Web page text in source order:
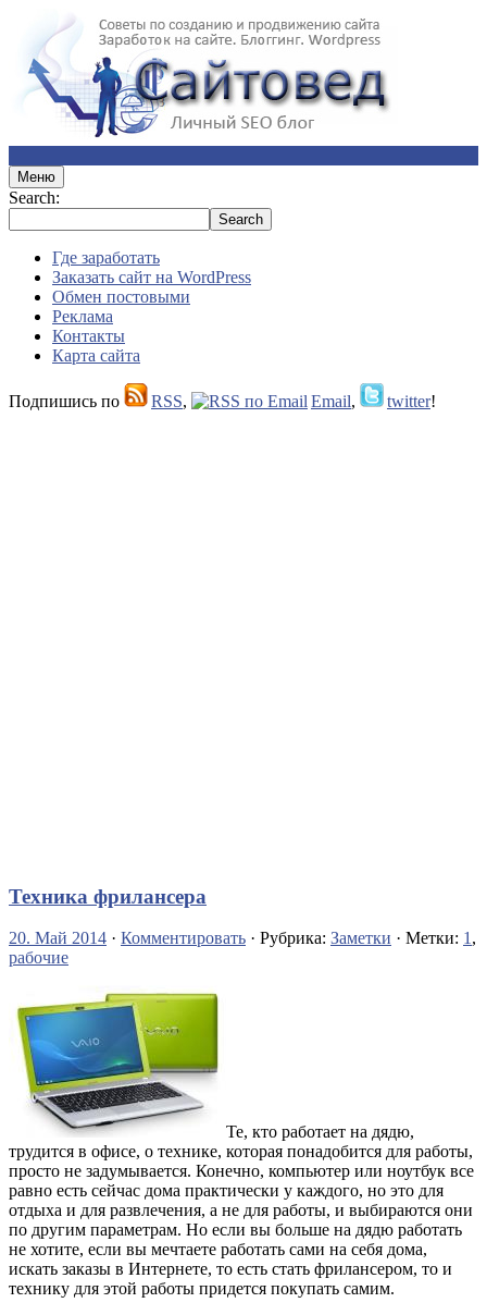
Меню
Search:
Где заработать
Заказать сайт на WordPress
Обмен постовыми
Реклама
Контакты
Карта сайта
Подпишись по RSS, Email, twitter!
Техника фрилансера
20. Май 2014 · Комментировать · Рубрика: Заметки · Метки: 1,
рабочие
Те, кто работает на дядю,
трудится в офисе, о технике, которая понадобится для работы,
просто не задумывается. Конечно, компьютер или ноутбук все
равно есть сейчас дома практически у каждого, но это для
отдыха и для развлечения, а не для работы, и выбираются они
по другим параметрам. Но если вы больше на дядю работать
не хотите, если вы мечтаете работать сами на себя дома,
искать заказы в Интернете, то есть стать фрилансером, то и
технику для этой работы придется покупать самим.